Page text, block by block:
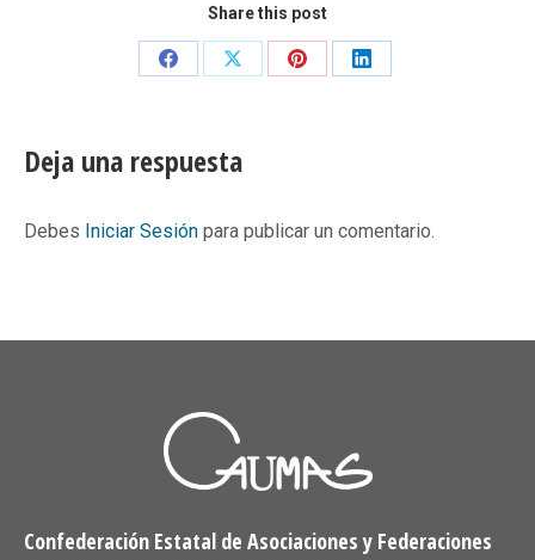
Share this post
Share
Share
Share
Share
Deja una respuesta
Debes Iniciar Sesión para publicar un comentario.
Confederación Estatal de Asociaciones y Federaciones